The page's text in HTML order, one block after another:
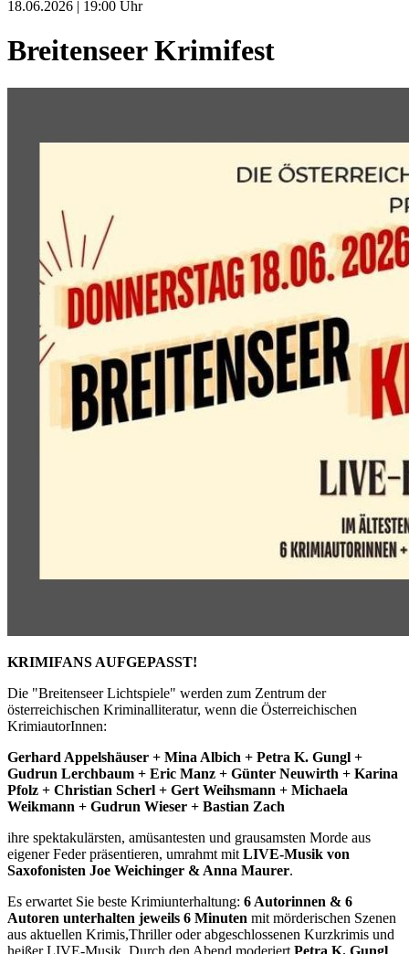
18.06.2026 | 19:00 Uhr
Breitenseer Krimifest
KRIMIFANS AUFGEPASST!
Die "Breitenseer Lichtspiele" werden zum Zentrum der
österreichischen Kriminalliteratur, wenn die Österreichischen
KrimiautorInnen:
Gerhard Appelshäuser + Mina Albich + Petra K. Gungl +
Gudrun Lerchbaum + Eric Manz + Günter Neuwirth + Karina
Pfolz + Christian Scherl + Gert Weihsmann + Michaela
Weikmann + Gudrun Wieser + Bastian Zach
ihre spektakulärsten, amüsantesten und grausamsten Morde aus
eigener Feder präsentieren, umrahmt mit LIVE-Musik von
Saxofonisten Joe Weichinger & Anna Maurer.
Es erwartet Sie beste Krimiunterhaltung: 6 Autorinnen & 6
Autoren unterhalten jeweils 6 Minuten mit mörderischen Szenen
aus aktuellen Krimis,Thriller oder abgeschlossenen Kurzkrimis und
heißer LIVE-Musik. Durch den Abend moderiert Petra K. Gungl,